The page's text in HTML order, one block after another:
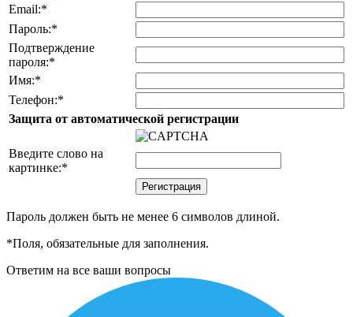
Email:*
Пароль:*
Подтверждение
пароля:*
Имя:*
Телефон:*
Защита от автоматической регистрации
Введите слово на
картинке:*
Пароль должен быть не менее 6 символов длиной.
*Поля, обязательные для заполнения.
Ответим на все ваши вопросы